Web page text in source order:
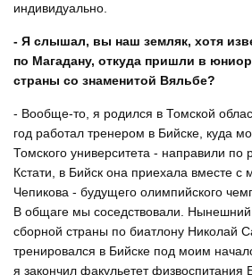
индивидуально.
- Я слышал, вы наш земляк, хотя
по Магадану, откуда пришли в
страны со знаменитой Вяльбе?
- Вообще-то, я родился в Томской
год работал тренером в Бийске, куда
Томского университета - направили по
Кстати, в Бийск она приехала вместе
Чепикова - будущего олимпийского
В общаге мы соседствовали.
сборной страны по биатлону Николай
тренировался в Бийске под моим
я закончил факульетет физвоспитания